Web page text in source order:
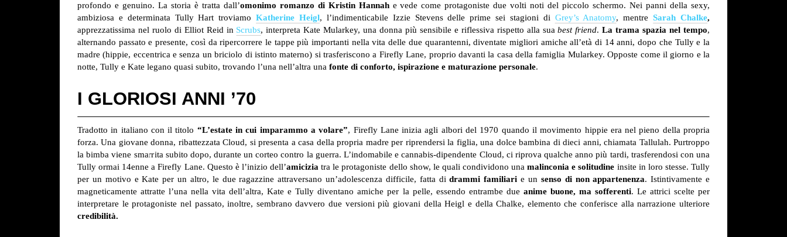
profondo e genuino. La storia è tratta dall’omonimo romanzo di Kristin Hannahe vede come protagoniste due volti noti del piccolo schermo. Nei panni della sexy,
ambiziosa e determinata Tully Hart troviamoKatherine Heigl, l’indimenticabile Izzie Stevens delle prime sei stagioni di Grey’s Anatomy, mentreSarah Chalke,
apprezzatissima nel ruolo di Elliot Reid in Scrubs, interpreta Kate Mularkey, una donna più sensibile e riflessiva rispetto alla suabest friend.La trama spazia nel tempo,
alternando passato e presente, così da ripercorrere le tappe più importanti nella vita delle due quarantenni, diventate migliori amiche all’età di 14 anni, dopo che Tully e la
madre (hippie, eccentrica e senza un briciolo di istinto materno) si trasferiscono a Firefly Lane, proprio davanti la casa della famiglia Mularkey. Opposte come il giorno e la
notte, Tully e Kate legano quasi subito, trovando l’una nell’altra una fonte di conforto, ispirazione e maturazione personale.
I GLORIOSI ANNI ’70
Tradotto in italiano con il titolo “L’estate in cui imparammo a volare”, Firefly Lane inizia agli albori del 1970 quando il movimento hippie era nel pieno della propria
forza. Una giovane donna, ribattezzata Cloud, si presenta a casa della propria madre per riprendersi la figlia, una dolce bambina di dieci anni, chiamata Tallulah. Purtroppo
la bimba viene smarrita subito dopo, durante un corteo contro la guerra. L’indomabile e cannabis-dipendente Cloud, ci riprova qualche anno più tardi, trasferendosi con una
Tully ormai 14enne a Firefly Lane. Questo è l’inizio dell’amicizia tra le protagoniste dello show, le quali condividono unamalinconia e solitudine insite in loro stesse. Tully
per un motivo e Kate per un altro, le due ragazzine attraversano un’adolescenza difficile, fatta didrammi familiari e un senso di non appartenenza. Istintivamente e
magneticamente attratte l’una nella vita dell’altra, Kate e Tully diventano amiche per la pelle, essendo entrambe due anime buone, ma sofferenti. Le attrici scelte per
interpretare le protagoniste nel passato, inoltre, sembrano davvero due versioni più giovani della Heigl e della Chalke, elemento che conferisce alla narrazione ulteriore
credibilità.